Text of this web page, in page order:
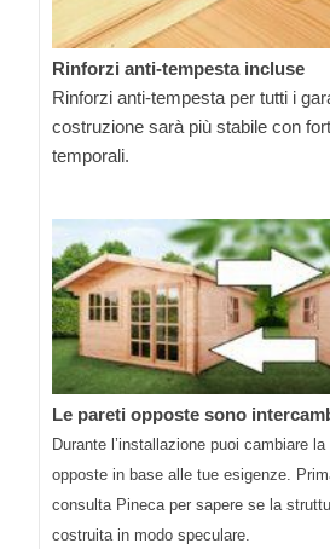
Rinforzi anti-tempesta incluse
Rinforzi anti-tempesta per tutti i
costruzione sarà più stabile con
temporali.
Le pareti opposte sono
Durante l’installazione puoi cambiare
opposte in base alle tue esigenze.
consulta Pineca per sapere se la
costruita in modo speculare.